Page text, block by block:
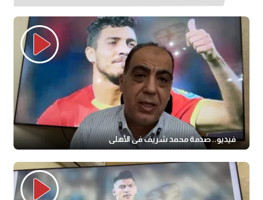
فيديو.. صدمة محمد شريف في الأهلي